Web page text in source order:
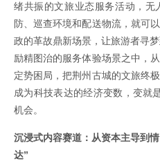
绪共振的文旅业态服务活动，
防、巡查环境和配送物流，就可
政的革故鼎新场景，让旅游者寻
励精图治的服务体验场景之中，
定势困局，把荆州古城的文旅终
成为科技表达的经济变数，变就
机会。
沉浸式内容赛道：从资本主导到
达”